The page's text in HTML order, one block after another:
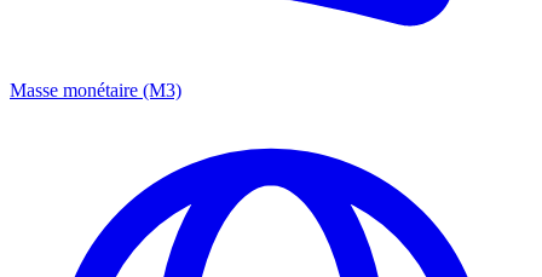
Masse monétaire (M3)